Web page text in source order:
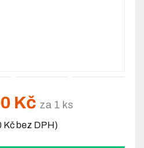
Kč za 1 ks
Kč bez DPH)